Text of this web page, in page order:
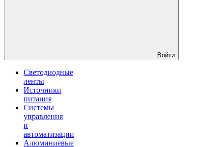
Войти
Светодиодные
ленты
Источники
питания
Системы
управления
и
автоматизации
Алюминиевые